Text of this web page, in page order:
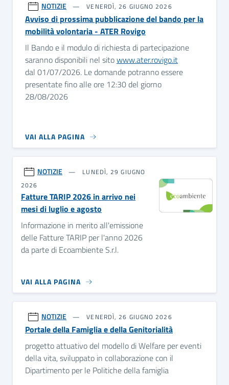
NOTIZIE VENERDÌ, 26 GIUGNO 2026
Avviso di prossima pubblicazione del bando per la
mobilità volontaria - ATER Rovigo
Il Bando e il modulo di richiesta di partecipazione
saranno disponibili nel sitowww.ater.rovigo.it
dal 01/07/2026. Le domande potranno essere
presentate fino alle ore 12:30 del giorno
28/08/2026
VAI ALLA PAGINA
NOTIZIE
LUNEDÌ, 29 GIUGNO
2026
Fatture TARIP 2026 in arrivo nei
mesi di luglio e agosto
Informazione in merito all'emissione
delle Fatture TARIP per l'anno 2026
da parte di Ecoambiente S.r.l.
VAI ALLA PAGINA
NOTIZIE VENERDÌ, 26 GIUGNO 2026
Portale della Famiglia e della Genitorialità
progetto attuativo del modello di Welfare per eventi
della vita, sviluppato in collaborazione con il
Dipartimento per le Politiche della famiglia